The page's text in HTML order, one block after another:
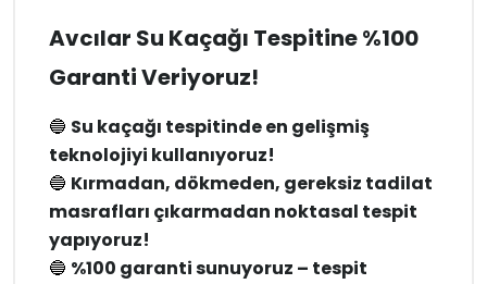
Avcılar Su Kaçağı Tespitine %100
Garanti Veriyoruz!
🔵 Su kaçağı tespitinde en gelişmiş
teknolojiyi kullanıyoruz!
🔵 Kırmadan, dökmeden, gereksiz tadilat
masrafları çıkarmadan noktasal tespit
yapıyoruz!
🔵 %100 garanti sunuyoruz – tespit